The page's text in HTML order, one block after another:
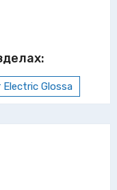
Electric Glossa